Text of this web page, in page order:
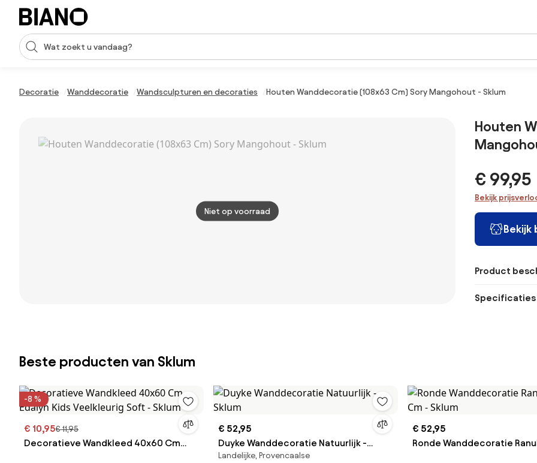
Navigatie overslaan, naar inhoud springen
Zoekopdracht invoeren
Decoratie Wanddecoratie Wandsculpturen en decoraties Houten Wanddecoratie (108x63 Cm) Sory Mangohout - Sklum
Niet op voorraad
Houten
€ 99,95
Bekijk
Bekijk
Product
Specificaties
Beste producten van Sklum
-8 %
€ 10,95€ 11,95
Decoratieve Wandkleed 40x60 Cm
€ 52,95
Duyke Wanddecoratie Natuurlijk -
Sklum
Landelijke, Provencaalse
€ 52,95
Ronde Wanddecoratie